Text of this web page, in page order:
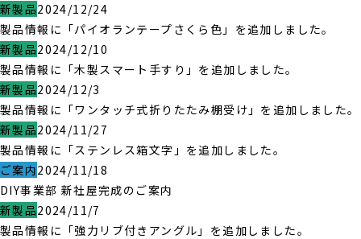
新製品2024/12/24
製品情報に「パイオランテープさくら色」を追加しました。
新製品2024/12/10
製品情報に「木製スマート手すり」を追加しました。
新製品2024/12/3
製品情報に「ワンタッチ式折りたたみ棚受け」を追加しました。
新製品2024/11/27
製品情報に「ステンレス箱文字」を追加しました。
ご案内2024/11/18
DIY事業部 新社屋完成のご案内
新製品2024/11/7
製品情報に「強力リブ付きアングル」を追加しました。